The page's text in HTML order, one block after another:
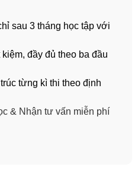
sau 3 tháng học tập với
đầy đủ theo ba đầu
từng kì thi theo định
& Nhận tư vấn miễn phí